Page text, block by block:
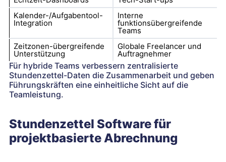
Kalender-/Aufgabentool-
Integration
Interne
funktionsübergreifende
Teams
Zeitzonen-übergreifende
Unterstützung
Globale Freelancer und
Auftragnehmer
Für hybride Teams verbessern zentralisierte
Stundenzettel-Daten die Zusammenarbeit und geben
Führungskräften eine einheitliche Sicht auf die
Teamleistung.
Stundenzettel Software für
projektbasierte Abrechnung